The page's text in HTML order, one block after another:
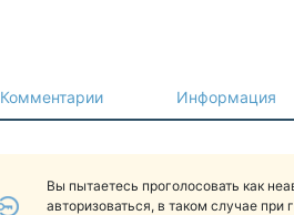
Комментарии Информация
Вы пытаетесь проголосовать как
авторизоваться, в таком случае при